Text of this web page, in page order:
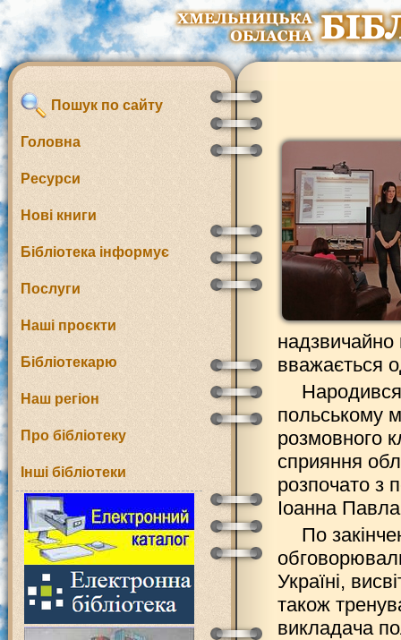
Пошук по сайту
Головна
Ресурси
Нові книги
Бібліотека інформує
Послуги
Наші проєкти
Бібліотекарю
Наш регіон
Про бібліотеку
Інші бібліотеки
надзвичайно
вважається
польському
розмовного
сприяння
розпочато з
Іоанна
По
Україні,
також
викладача